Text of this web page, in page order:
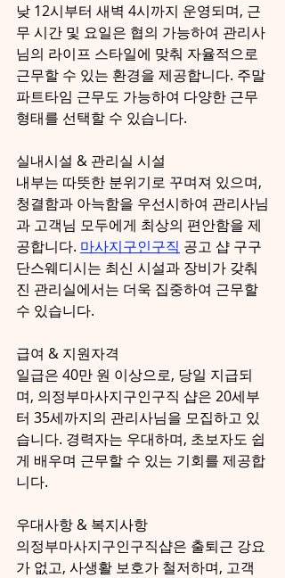
낮 12시부터 새벽 4시까지 운영되며, 근
무 시간 및 요일은 협의 가능하여 관리사
님의 라이프 스타일에 맞춰 자율적으로
근무할 수 있는 환경을 제공합니다. 주말
파트타임 근무도 가능하여 다양한 근무
형태를 선택할 수 있습니다.
실내시설 & 관리실 시설
내부는 따뜻한 분위기로 꾸며져 있으며,
청결함과 아늑함을 우선시하여 관리사님
과 고객님 모두에게 최상의 편안함을 제
공합니다. 마사지구인구직 공고 샵 구구
단스웨디시는 최신 시설과 장비가 갖춰
진 관리실에서는 더욱 집중하여 근무할
수 있습니다.
급여 & 지원자격
일급은 40만 원 이상으로, 당일 지급되
며, 의정부마사지구인구직 샵은 20세부
터 35세까지의 관리사님을 모집하고 있
습니다. 경력자는 우대하며, 초보자도 쉽
게 배우며 근무할 수 있는 기회를 제공합
니다.
우대사항 & 복지사항
의정부마사지구인구직샵은 출퇴근 강요
가 없고, 사생활 보호가 철저하며, 고객